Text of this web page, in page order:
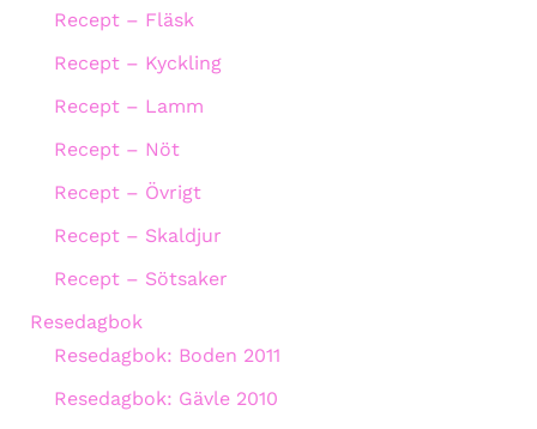
Recept – Fläsk
Recept – Kyckling
Recept – Lamm
Recept – Nöt
Recept – Övrigt
Recept – Skaldjur
Recept – Sötsaker
Resedagbok
Resedagbok: Boden 2011
Resedagbok: Gävle 2010